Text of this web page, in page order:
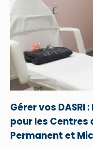
Gérer vos DASRI
pour les Centres
Permanent et